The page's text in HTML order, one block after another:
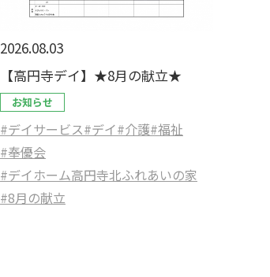
2026.08.03
【高円寺デイ】★8月の献立★
お知らせ
#デイサービス#デイ#介護#福祉
#奉優会
#デイホーム高円寺北ふれあいの家
#8月の献立